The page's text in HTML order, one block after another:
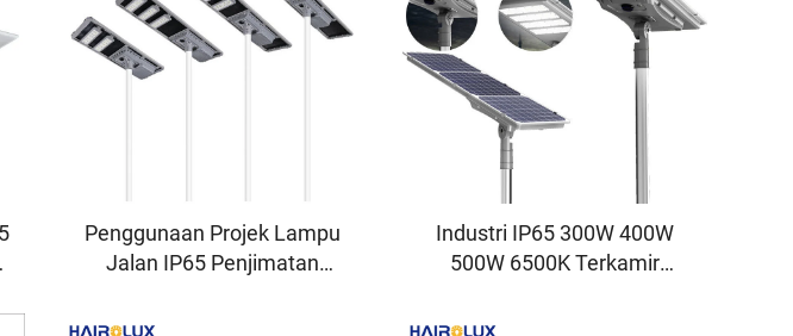
Penggunaan Projek Lampu
Jalan IP65 Penjimatan
Semua-dalam-Satu Lampu
Industri IP65 300W 400W
500W 6500K Terkamir
Bangunan Lampu Jalan